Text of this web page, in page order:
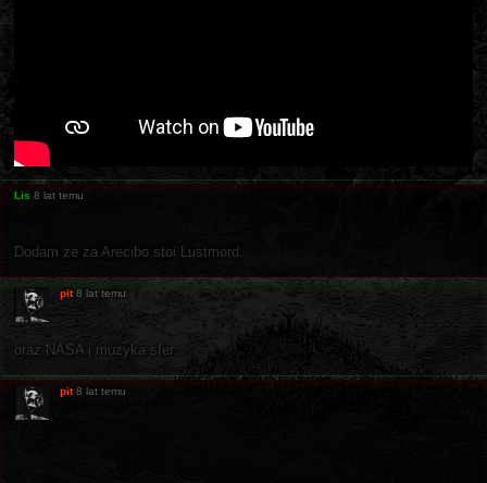
Lis 8 lat temu
Dodam że za Arecibo stoi Lustmord.
pit 8 lat temu
oraz NASA i muzyka sfer
pit 8 lat temu